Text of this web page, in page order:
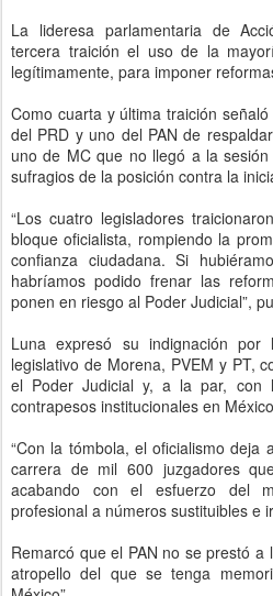
La lideresa parlamentaria de
tercera traición el uso de la
legítimamente, para imponer
Como cuarta y última traición
del PRD y uno del PAN de
uno de MC que no llegó a la
sufragios de la posición contra la
“Los cuatro legisladores
bloque oficialista, rompiendo la
confianza ciudadana. Si
habríamos podido frenar las
ponen en riesgo al Poder Judicial”,
Luna expresó su indignación por
legislativo de Morena, PVEM y PT,
el Poder Judicial y, a la par, con
contrapesos institucionales en
“Con la tómbola, el oficialismo
carrera de mil 600 juzgadores
acabando con el esfuerzo del
profesional a números sustituibles e
Remarcó que el PAN no se prestó
atropello del que se tenga